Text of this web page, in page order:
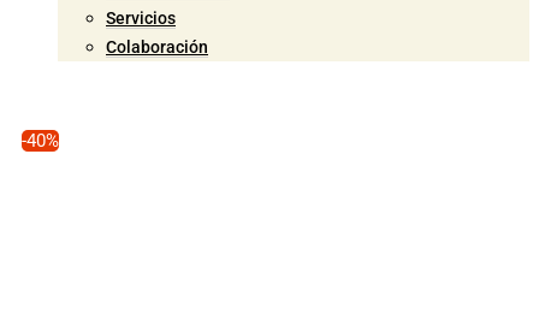
Servicios
Colaboración
-40%